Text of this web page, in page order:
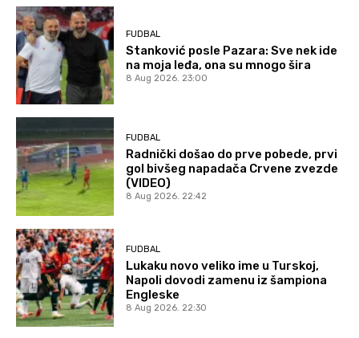
FUDBAL
Stanković posle Pazara: Sve nek ide
na moja leđa, ona su mnogo šira
8 Aug 2026. 23:00
FUDBAL
Radnički došao do prve pobede, prvi
gol bivšeg napadača Crvene zvezde
(VIDEO)
8 Aug 2026. 22:42
FUDBAL
Lukaku novo veliko ime u Turskoj,
Napoli dovodi zamenu iz šampiona
Engleske
8 Aug 2026. 22:30